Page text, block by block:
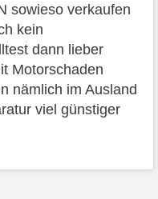
sowieso verkaufen
kein
dann lieber
Motorschaden
nämlich im Ausland
viel günstiger